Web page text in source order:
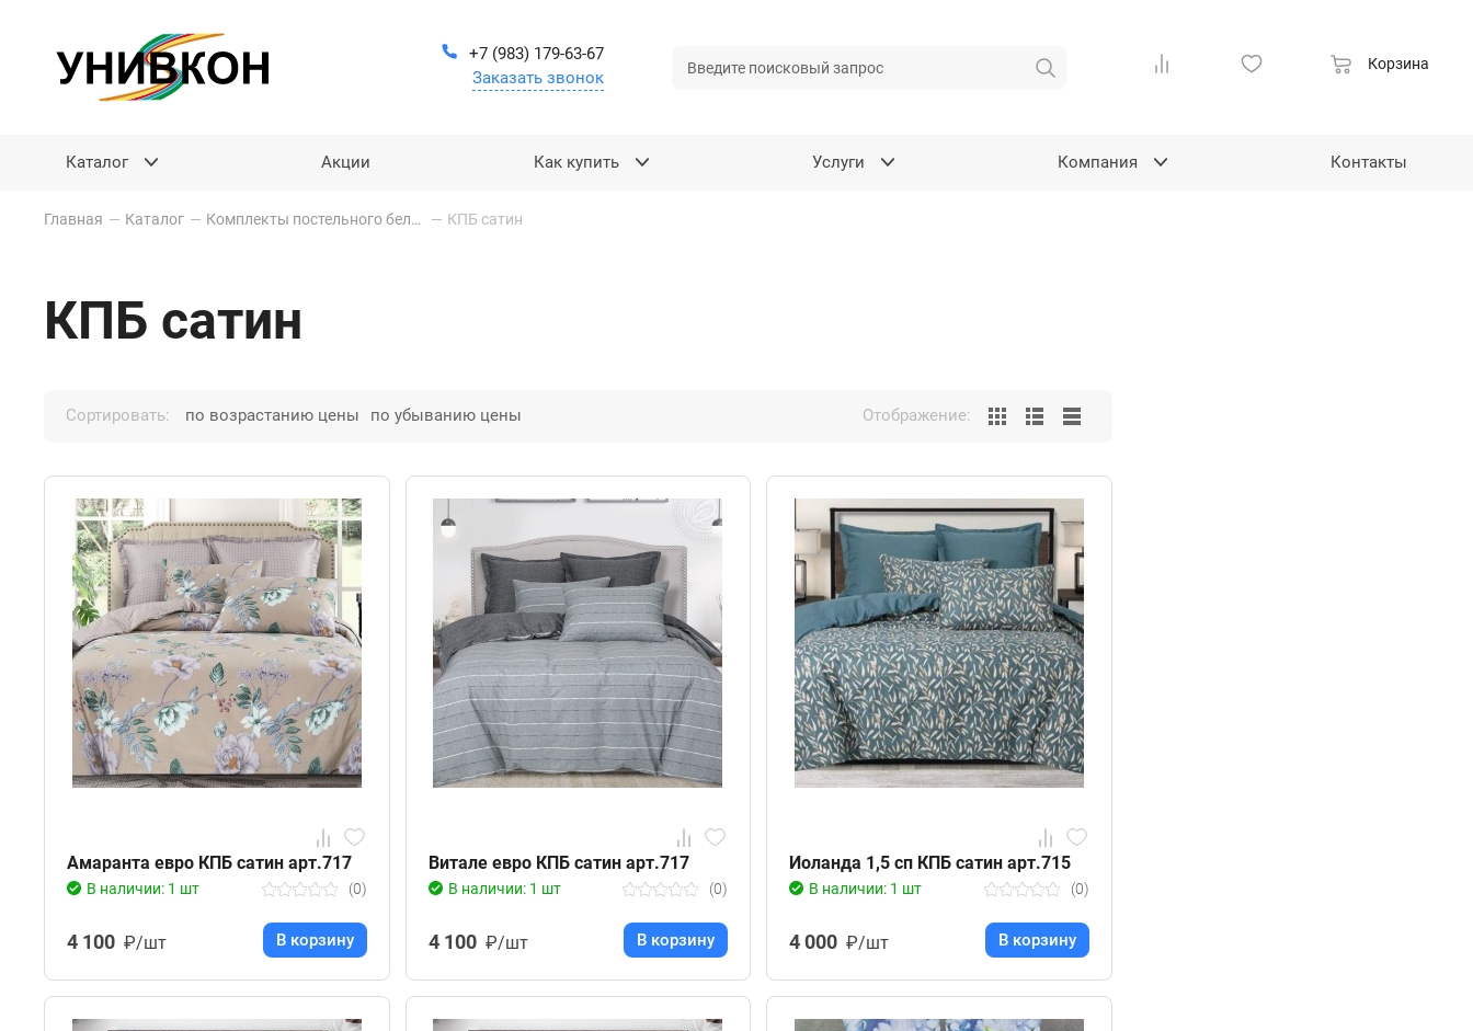
+7 (983) 179-63-67
Заказать звонок
Корзина
Каталог Акции Как купить Услуги Компания Контакты
Главная — Каталог — Комплекты постельного белья — КПБ сатин
КПБ сатин
Сортировать: по возрастанию цены по убыванию цены Отображение:
Амаранта евро КПБ сатин арт.717
В наличии: 1 шт (0)
4 100 ₽/шт В корзину
Витале евро КПБ сатин арт.717
В наличии: 1 шт (0)
4 100 ₽/шт В корзину
Иоланда 1,5 сп КПБ сатин арт.715
В наличии: 1 шт (0)
4 000 ₽/шт В корзину